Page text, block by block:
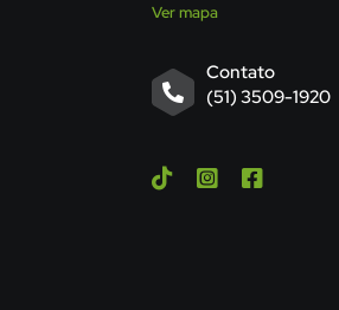
Ver mapa
Contato
(51) 3509-1920